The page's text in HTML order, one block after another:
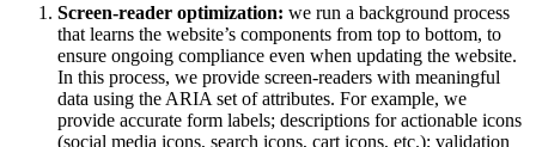
Screen-reader optimization: we run a background process
that learns the website’s components from top to bottom, to
ensure ongoing compliance even when updating the website.
In this process, we provide screen-readers with meaningful
data using the ARIA set of attributes. For example, we
provide accurate form labels; descriptions for actionable icons
(social media icons, search icons, cart icons, etc.); validation